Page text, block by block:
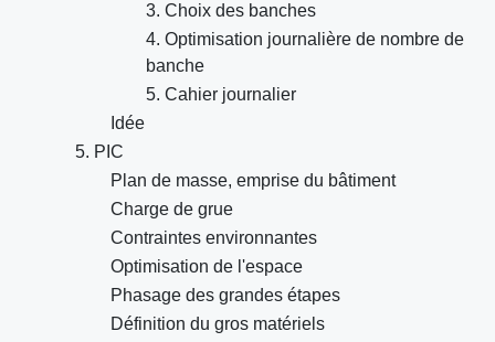
3. Choix des banches
4. Optimisation journalière de nombre de
banche
5. Cahier journalier
Idée
5. PIC
Plan de masse, emprise du bâtiment
Charge de grue
Contraintes environnantes
Optimisation de l'espace
Phasage des grandes étapes
Définition du gros matériels